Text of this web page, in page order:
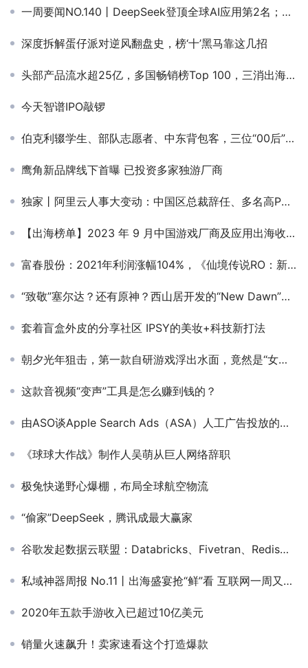
一周要闻NO.140丨DeepSeek登顶全球AI应用第2名；腾讯游戏变阵海外版图；中国跨境电商转战越南，亚马逊是否成最大受益者
深度拆解蛋仔派对逆风翻盘史，榜‘十’黑马靠这几招
头部产品流水超25亿，多国畅销榜Top 100，三消出海下半场来了？
今天智谱IPO敲锣
伯克利辍学生、部队志愿者、中东背包客，三位“00后”华人做出世界首个“对话式视频”
鹰角新品牌线下首曝 已投资多家独游厂商
独家丨阿里云人事大变动：中国区总裁辞任、多名高P离职、霍嘉统领架构师团队
【出海榜单】2023 年 9 月中国游戏厂商及应用出海收入 30 强
富春股份：2021年利润涨幅104%，《仙境传说RO：新世代的诞生》贡献巨大
“致敬”塞尔达？还有原神？西山居开发的“New Dawn”来了
套着盲盒外皮的分享社区 IPSY的美妆+科技新打法
朝夕光年狙击，第一款自研游戏浮出水面，竟然是“女性向”！
这款音视频“变声”工具是怎么赚到钱的？
由ASO谈Apple Search Ads（ASA）人工广告投放的局限
《球球大作战》制作人吴萌从巨人网络辞职
极兔快递野心爆棚，布局全球航空物流
“偷家”DeepSeek，腾讯成最大赢家
谷歌发起数据云联盟：Databricks、Fivetran、Redis等在列
私域神器周报 No.11丨出海盛宴抢“鲜”看 互联网一周又有哪些大事
2020年五款手游收入已超过10亿美元
销量火速飙升！卖家速看这个打造爆款